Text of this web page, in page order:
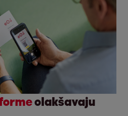
olakšavaju